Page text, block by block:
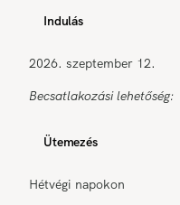
Indulás
2026. szeptember 12.
Becsatlakozási lehetőség:
Ütemezés
Hétvégi napokon